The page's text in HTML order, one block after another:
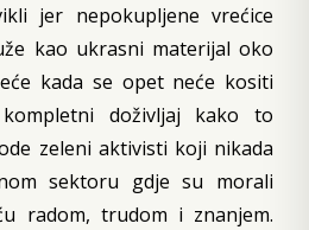
jer nepokupljene vrećice
kao ukrasni materijal oko
kada se opet neće kositi
doživljaj kako to
zeleni aktivisti koji nikada
sektoru gdje su morali
radom, trudom i znanjem.